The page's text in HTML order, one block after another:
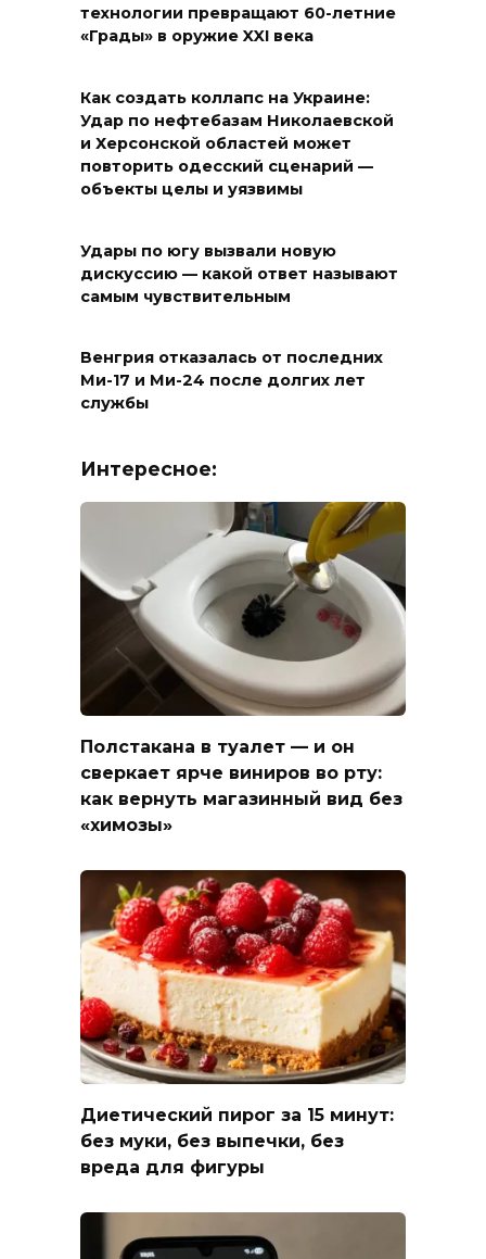
технологии превращают 60-летние
«Грады» в оружие XXI века
Как создать коллапс на Украине:
Удар по нефтебазам Николаевской
и Херсонской областей может
повторить одесский сценарий —
объекты целы и уязвимы
Удары по югу вызвали новую
дискуссию — какой ответ называют
самым чувствительным
Венгрия отказалась от последних
Ми-17 и Ми-24 после долгих лет
службы
Интересное:
Полстакана в туалет — и он
сверкает ярче виниров во рту:
как вернуть магазинный вид без
«химозы»
Диетический пирог за 15 минут:
без муки, без выпечки, без
вреда для фигуры